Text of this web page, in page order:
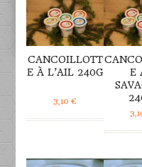
CANCOILLOTT
E À L’AIL 240G
3,10€
E